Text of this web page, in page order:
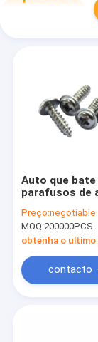
Auto que bate
parafusos de
metal, Ss Pan
Self Tapping
Preço:negotiable
MOQ:200000PCS
obtenha o ultimo
contacto